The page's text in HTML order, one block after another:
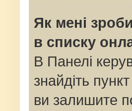
Як мені
в списку
В Панелі
знайдіть пункт
ви залишите